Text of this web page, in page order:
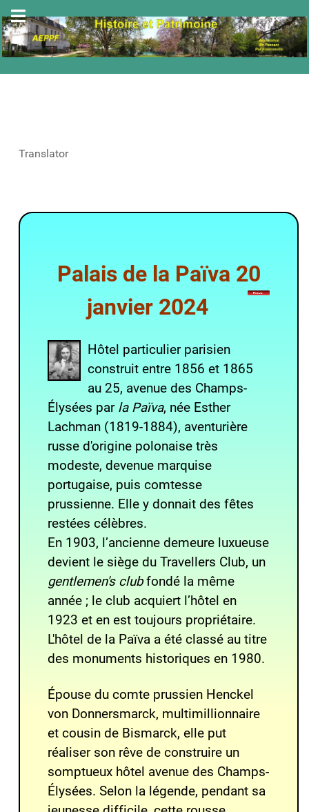
Translator
Palais de la Païva 20
janvier 2024
Hôtel particulier parisien
construit entre 1856 et 1865
au 25, avenue des Champs-
Élysées par la Païva, née Esther
Lachman (1819-1884), aventurière
russe d'origine polonaise très
modeste, devenue marquise
portugaise, puis comtesse
prussienne. Elle y donnait des fêtes
restées célèbres.
En 1903, l’ancienne demeure luxueuse
devient le siège duTravellers Club, un
gentlemen's clubfondé la même
année ; le club acquiert l’hôtel en
1923 et en est toujours propriétaire.
L'hôtel de la Païva a été classé au titre
des monuments historiques en 1980.
Épouse du comte prussien Henckel
von Donnersmarck, multimillionnaire
et cousin de Bismarck, elle put
réaliser son rêve de construire un
somptueux hôtel avenue des Champs-
Élysées. Selon la légende, pendant sa